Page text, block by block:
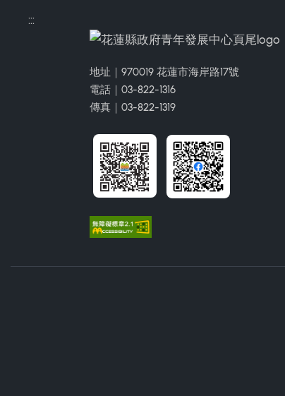
:::
地址｜970019 花蓮市海岸路17號
電話｜03-822-1316
傳真｜03-822-1319